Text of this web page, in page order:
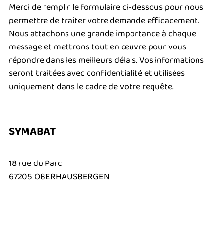
Merci de remplir le formulaire ci-dessous pour nous
permettre de traiter votre demande efficacement.
Nous attachons une grande importance à chaque
message et mettrons tout en œuvre pour vous
répondre dans les meilleurs délais. Vos informations
seront traitées avec confidentialité et utilisées
uniquement dans le cadre de votre requête.
SYMABAT
18 rue du Parc
67205 OBERHAUSBERGEN